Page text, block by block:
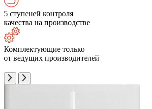
5 ступеней контроля
качества на производстве
Комплектующие только
от ведущих производителей